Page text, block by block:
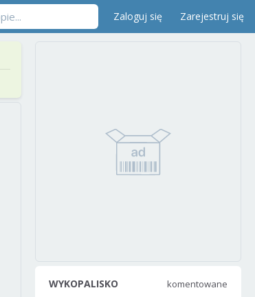
Zaloguj się Zarejestruj się
WYKOPALISKO komentowane